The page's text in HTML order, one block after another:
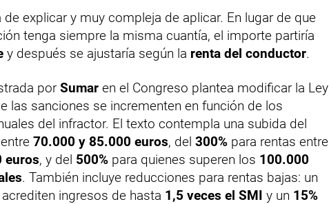
de explicar y muy compleja de aplicar. En lugar de que
tenga siempre la misma cuantía, el importe partiría
y después se ajustaría según la renta del conductor.
por Sumar en el Congreso plantea modificar la Ley
las sanciones se incrementen en función de los
del infractor. El texto contempla una subida del
70.000 y 85.000 euros, del 300% para rentas entre
euros, y del 500% para quienes superen los 100.000
. También incluye reducciones para rentas bajas: un
ingresos de hasta 1,5 veces el SMI y un 15%